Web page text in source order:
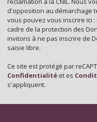
Familles avec 1 ou 2
Maisons
Appartements
d'opposition au démarchage
vous pouvez vous inscrire ici :
cadre de la protection des
invitons à ne pas inscrire de
saisie libre.
Ce site est protégé par
Confidentialité et es
s'appliquent.